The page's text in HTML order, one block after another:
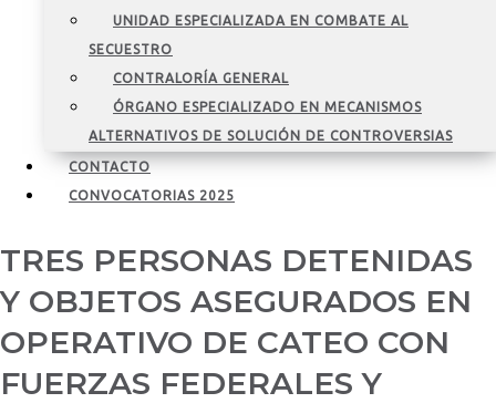
UNIDAD ESPECIALIZADA EN COMBATE AL
SECUESTRO
CONTRALORÍA GENERAL
ÓRGANO ESPECIALIZADO EN MECANISMOS
ALTERNATIVOS DE SOLUCIÓN DE CONTROVERSIAS
CONTACTO
CONVOCATORIAS 2025
TRES PERSONAS DETENIDAS
Y OBJETOS ASEGURADOS EN
OPERATIVO DE CATEO CON
FUERZAS FEDERALES Y